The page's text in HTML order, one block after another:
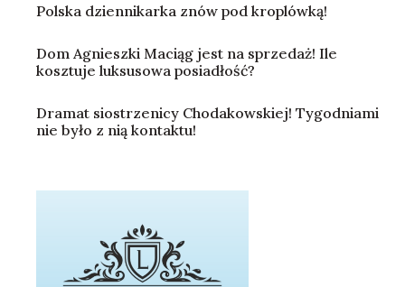
Polska dziennikarka znów pod kroplówką!
Dom Agnieszki Maciąg jest na sprzedaż! Ile
kosztuje luksusowa posiadłość?
Dramat siostrzenicy Chodakowskiej! Tygodniami
nie było z nią kontaktu!